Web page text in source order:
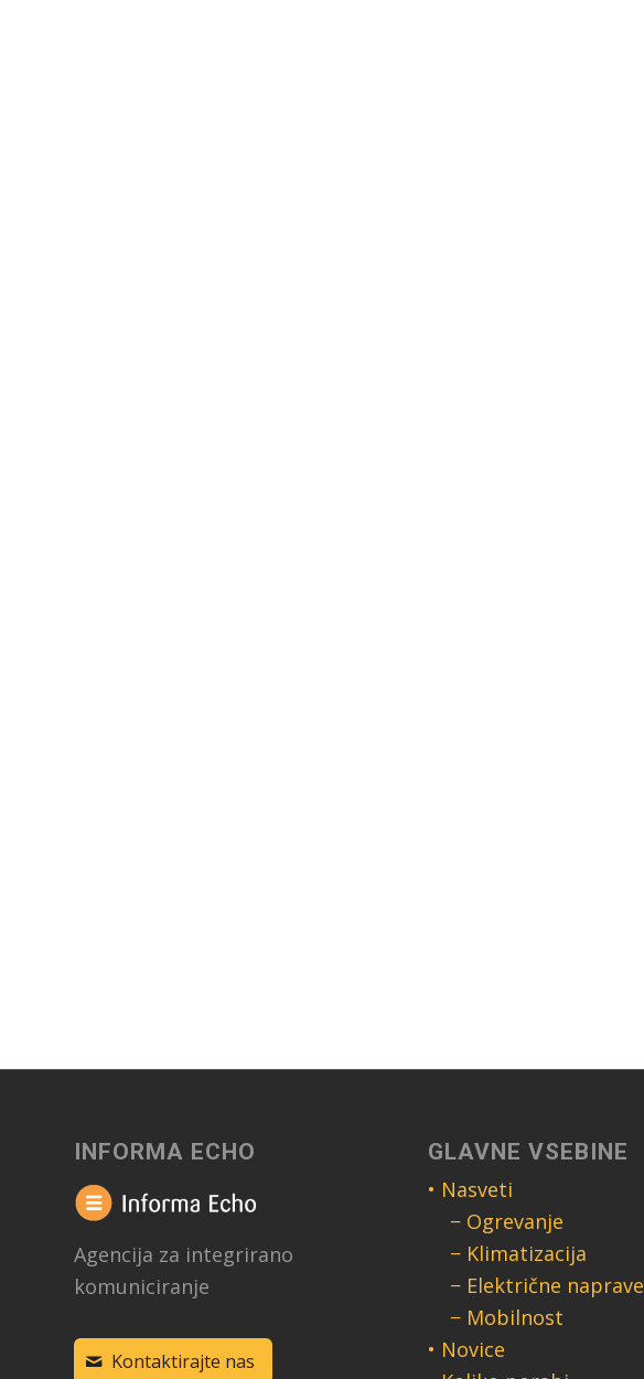
INFORMA ECHO
Agencija za integrirano
komuniciranje
Kontaktirajte nas
GLAVNE VSEBINE
• Nasveti
− Ogrevanje
− Klimatizacija
− Električne naprave
− Mobilnost
• Novice